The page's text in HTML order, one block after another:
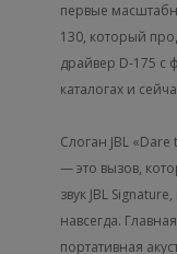
первые
130, который
драйвер D-175 с
каталогах и
Слоган JBL
— это вызов,
звук JBL
навсегда.
портативная